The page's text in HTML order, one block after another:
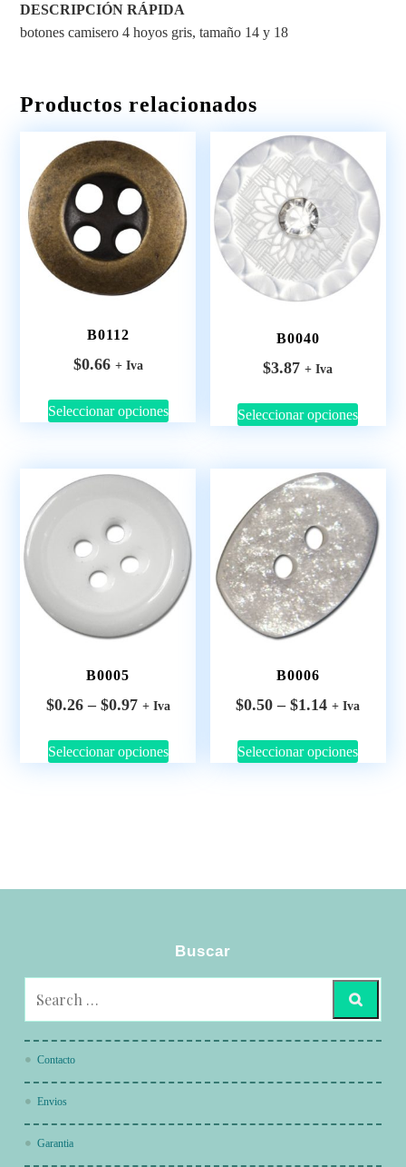
DESCRIPCIÓN RÁPIDA
botones camisero 4 hoyos gris, tamaño 14 y 18
Productos relacionados
B0112
$0.66 + Iva
Seleccionar opciones
B0040
$3.87 + Iva
Seleccionar opciones
B0005
$0.26 – $0.97 + Iva
Seleccionar opciones
B0006
$0.50 – $1.14 + Iva
Seleccionar opciones
Buscar
Contacto
Envios
Garantia